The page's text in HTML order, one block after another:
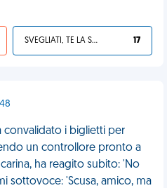
SVEGLIATI, TE LA SEI CERCATA! 17
convalidato i biglietti per
un controllore pronto a
ha reagito subito: 'No
sottovoce: 'Scusa, amico, ma